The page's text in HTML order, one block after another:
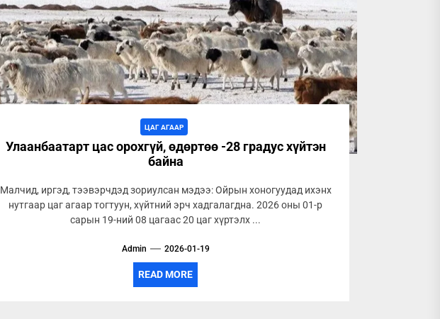
ЦАГ АГААР
Улаанбаатарт цас орохгүй, өдөртөө -28 градус хүйтэн
байна
Малчид, иргэд, тээвэрчдэд зориулсан мэдээ: Ойрын хоногуудад ихэнх
нутгаар цаг агаар тогтуун, хүйтний эрч хадгалагдна. 2026 оны 01-р
сарын 19-ний 08 цагаас 20 цаг хүртэлх ...
Admin 2026-01-19
READ MORE